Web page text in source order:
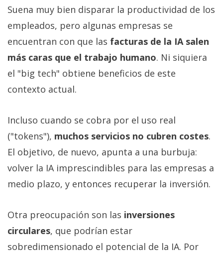
Suena muy bien disparar la productividad de los
empleados, pero algunas empresas se
encuentran con que las facturas de la IA salen
más caras que el trabajo humano. Ni siquiera
el "big tech" obtiene beneficios de este
contexto actual.
Incluso cuando se cobra por el uso real
("tokens"), muchos servicios no cubren costes.
El objetivo, de nuevo, apunta a una burbuja:
volver la IA imprescindibles para las empresas a
medio plazo, y entonces recuperar la inversión.
Otra preocupación son las inversiones
circulares, que podrían estar
sobredimensionado el potencial de la IA. Por